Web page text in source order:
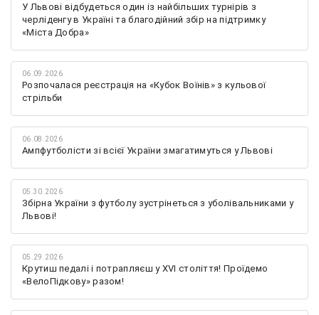
У Львові відбудеться один із найбільших турнірів з
черліденгу в Україні та благодійний збір на підтримку
«Міста Добра»
06.09.2026
Розпочалася реєстрація на «Кубок Воїнів» з кульової
стрільби
06.08.2026
Ампфутболісти зі всієї України змагатимуться у Львові
05.30.2026
Збірна України з футболу зустрінеться з уболівальниками у
Львові!
05.29.2026
Крутиш педалі і потрапляєш у XVI століття! Проїдемо
«ВелоПідкову» разом!